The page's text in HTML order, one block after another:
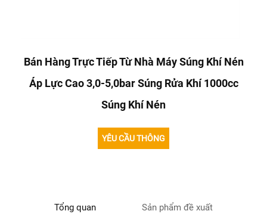
Bán Hàng Trực Tiếp Từ Nhà Máy Súng Khí Nén
Áp Lực Cao 3,0-5,0bar Súng Rửa Khí 1000cc
Súng Khí Nén
YÊU CẦU THÔNG
Tổng quan Sản phẩm đề xuất